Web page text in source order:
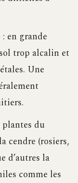
en grande
trop alcalin et
Une
plantes du
cendre (rosiers,
d’autres la
comme les